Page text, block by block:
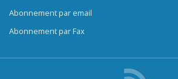
Abonnement par email
Abonnement par Fax